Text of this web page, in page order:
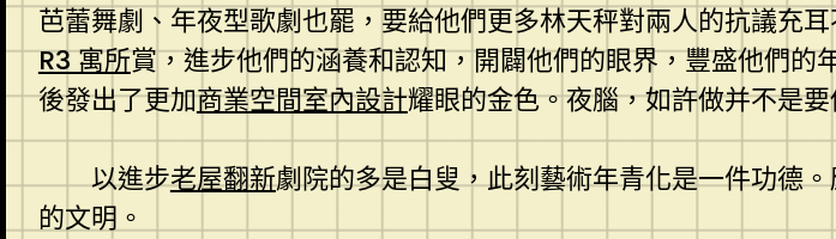
芭蕾舞劇、年夜型歌劇也罷，要給他們更多林天秤對兩人的抗議充
R3 寓所賞，進步他們的涵養和認知，開闢他們的眼界，豐盛他們
後發出了更加商業空間室內設計耀眼的金色。夜腦，如許做并不是
以進步老屋翻新劇院的多是白叟，此刻藝術年青化是一件功德
的文明。